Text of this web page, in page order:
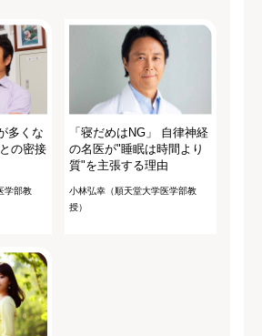
多くな
の密接
学部教
「寝だめはNG」 自律神経
の名医が"睡眠は時間より
質"を主張する理由
小林弘幸（順天堂大学医学部教
授）